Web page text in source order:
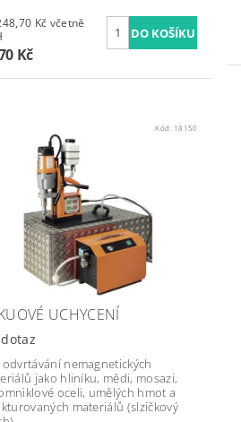
Kč včetně
Kč
Kód: 18150
UCHYCENÍ
nemagnetických
jako hliníku, mědi, mosazi,
oceli, umělých hmot a
materiálů (slzičkový